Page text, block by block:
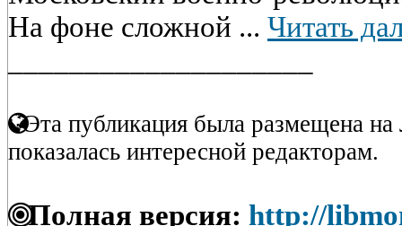
На фоне сложной ... Читать
Эта публикация была размещена на
показалась интересной редакторам.
Полная версия: http://